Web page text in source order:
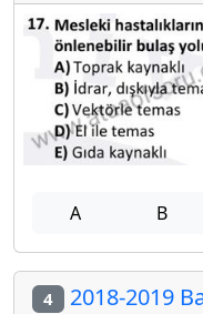
A B
4 2018-2019